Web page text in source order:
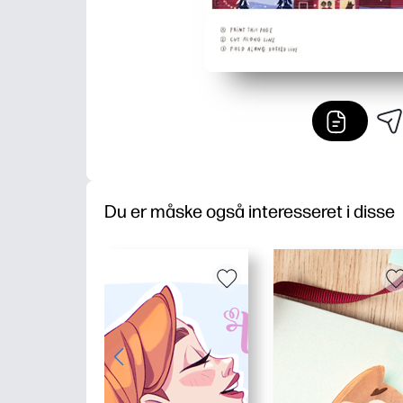
Du er måske også interesseret i disse